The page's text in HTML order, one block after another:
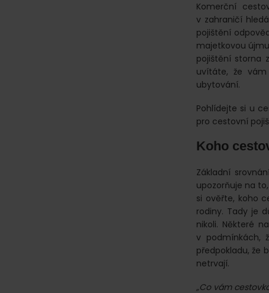
Komerční
v zahraničí
pojištění
majetkovou
pojištění storna
uvítáte, že
ubytování.
Pohlídejte si u
pro cestovní
Koho
Základní
upozorňuje na
si ověřte, koho
rodiny. Tady je
nikoli. Některé
v podmínkách,
předpokladu, že
netrvají.
„Co vám